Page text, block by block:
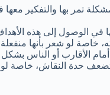
تمر بها والتفكير
في الوصول إلى هذه
خاصة لو شعر بأنها
أمام الأقارب أو الناس
حدة النقاش، خاصة لو